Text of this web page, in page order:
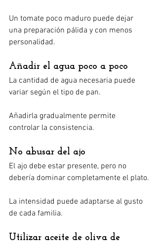
Un tomate poco maduro puede dejar
una preparación pálida y con menos
personalidad.
Añadir el agua poco a poco
La cantidad de agua necesaria puede
variar según el tipo de pan.
Añadirla gradualmente permite
controlar la consistencia.
No abusar del ajo
El ajo debe estar presente, pero no
debería dominar completamente el plato.
La intensidad puede adaptarse al gusto
de cada familia.
Utilizar aceite de oliva de